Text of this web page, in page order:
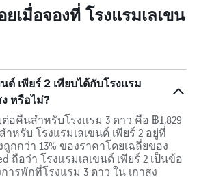
เมื่อจองที่ โรงแรมเลเขน
ด์ เพียร์ 2 เทียบได้กับโรงแรม
หรือไม่?
อคืนสำหรับโรงแรม 3 ดาว คือ ฿1,829
หรับ โรงแรมเลเขนด์ เพียร์ 2 อยู่ที่
กกว่า 13% ของราคาโดยเฉลี่ยของ
ถือว่า โรงแรมเลเขนด์ เพียร์ 2 เป็นข้อ
รพักที่โรงแรม 3 ดาว ใน เกาสง